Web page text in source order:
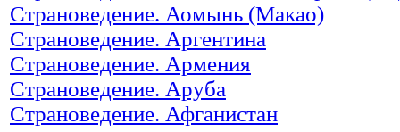
Страноведение. Аомынь (Макао)
Страноведение. Аргентина
Страноведение. Армения
Страноведение. Аруба
Страноведение. Афганистан